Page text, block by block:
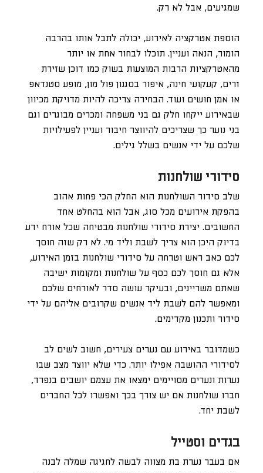
שמגיעים, אבל לא רק.
הוספת אטרקציה לאירוע, יכולה לתבל אותו בהרבה
הומור, הנאה ועניין. תוכלו לבחור אחת או יותר
מהאטרקציות הרבות המוצעות בשוק כמו דוכן שזירת
זרים, קעקועי חינה, איפור בסגנון פול מון, מופע סטנדאפ
או אמן חושים ועוד. הבחירה צריכה להיות מדויקת מכיוון
שבאירוע ייקחו חלק גם בני משפחה ומכרים מבוגרים וגם
בני נוער כך שצריכים להיווצר חיבור ועניין לפעילויות
שלכם על ידי אנשים בשלל גילים.
סידורי שולחנות
שלב סידור השולחנות הוא החלק הכי פחות אהוב
בהפקת אירועים מכל סוג, אבל הוא בהחלט אחד
החשובים. יצירת סידורי שולחנות מבטיחה שכל אורח ידע
בדיוק היכן הוא צריך לשבת וליד מי. לא רק שזה חוסך
לכם כאב ראש וטרחה על סידורי שולחנות בזמן האירוע,
אלא גם חוסך לכם כסף על שולחנות ומקומות ישיבה
שאתם משריינים, ובעיקר עושה סדר לאורחים שלכם
ומאפשר להם לשבת ליד אנשים שקרובים אליהם על ידי
סידור ותכנון מקדימים.
כשמדובר באירוע עם נערים צעירים, חשוב לשים לב
לסידורי ההושבה אפילו יותר. כדי שלא יווצר מצב שבו
נערות ונערים מסויימים ימצאו את עצמם יושבים בנפרד,
חברו שולחנות אם יש צורך בכך ואפשרו לכל החברים
לשבת יחד.
בגדים וסטייל
אם בעבר נערת בת מצווה לבשה לחגיגה שמלה לבנה